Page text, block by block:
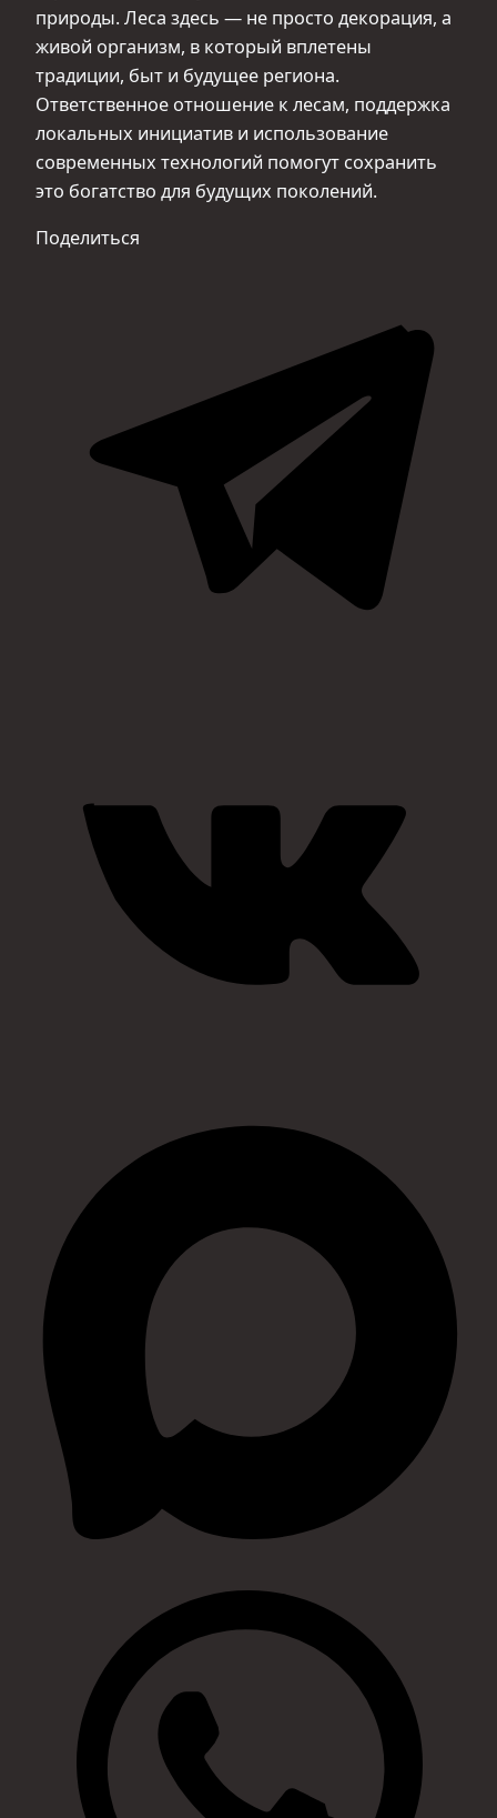
природы. Леса здесь — не просто декорация, а
живой организм, в который вплетены
традиции, быт и будущее региона.
Ответственное отношение к лесам, поддержка
локальных инициатив и использование
современных технологий помогут сохранить
это богатство для будущих поколений.
Поделиться